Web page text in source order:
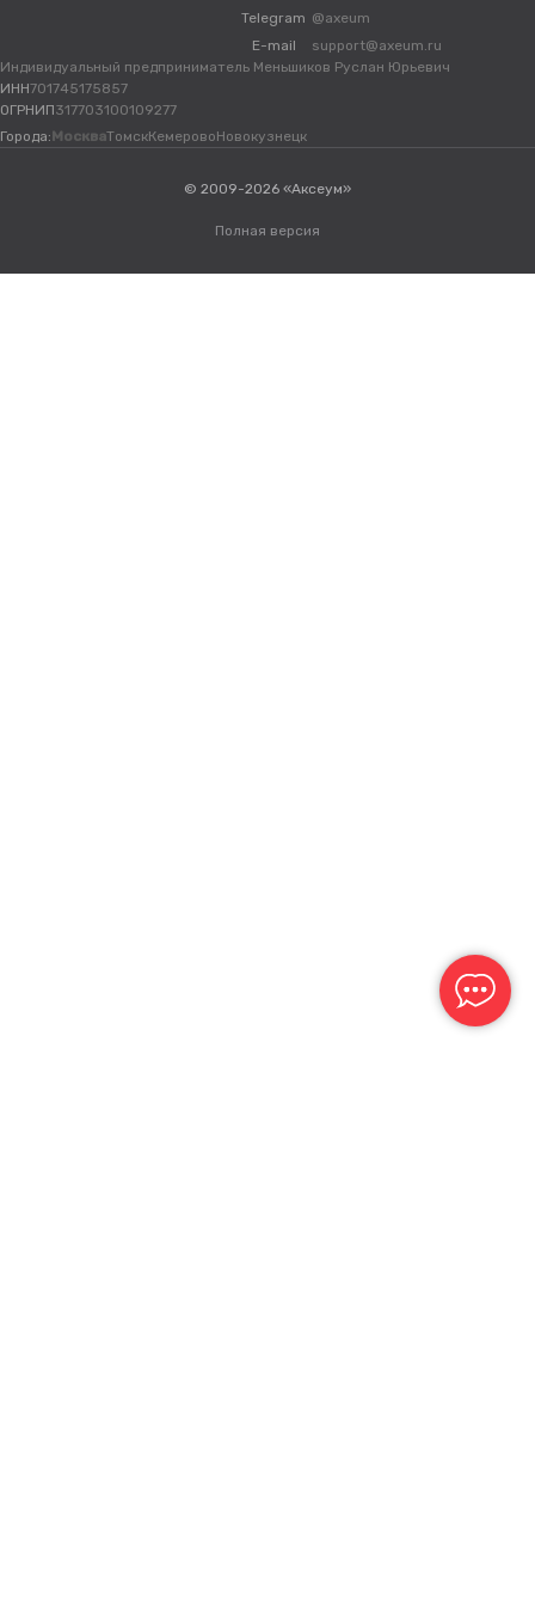
Telegram @axeum
E-mail
support@axeum.ru
Индивидуальный предприниматель Меньшиков Руслан Юрьевич
ИНН701745175857
ОГРНИП317703100109277
Города: МоскваТомскКемеровоНовокузнецк
© 2009-2026 «Аксеум»
Полная версия